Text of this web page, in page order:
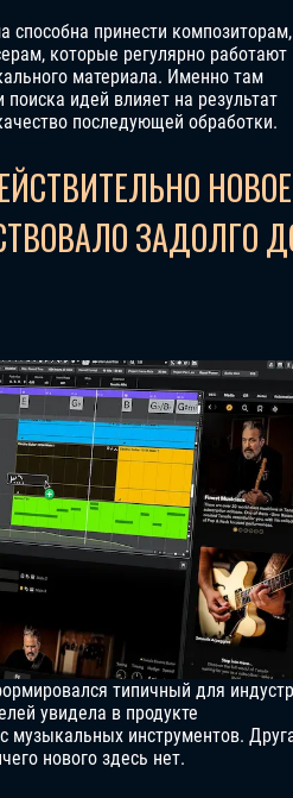
способна принести композиторам,
которые регулярно работают
материала. Именно там
поиска идей влияет на результат
последующей обработки.
ЗАДОЛГО
типичный для
увидела в продукте
музыкальных инструментов.
нового здесь нет.